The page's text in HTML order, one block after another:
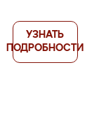
УЗНАТЬ
ПОДРОБНОСТИ